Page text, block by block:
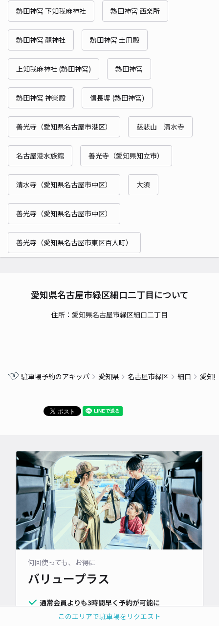
このエリアで駐車場をリクエスト
熱田神宮 下知我麻神社 熱田神宮 西楽所
熱田神宮 龍神社 熱田神宮 土用殿
上知我麻神社 (熱田神宮) 熱田神宮
熱田神宮 神楽殿 信長塀 (熱田神宮)
善光寺（愛知県名古屋市港区） 慈悲山 清水寺
名古屋港水族館 善光寺（愛知県知立市）
清水寺（愛知県名古屋市中区） 大須
善光寺（愛知県名古屋市中区）
善光寺（愛知県名古屋市東区百人町）
愛知県名古屋市緑区細口二丁目について
住所：愛知県名古屋市緑区細口二丁目
駐車場予約のアキッパ 愛知県 名古屋市緑区 細口 愛知
何回使っても、お得に
バリュープラス
通常会員よりも3時間早く予約が可能に
利用するたびに駐車料金が常時10%OFF